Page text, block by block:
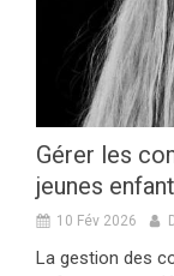
Gérer les
jeunes
10 Fév 2026
La gestion des